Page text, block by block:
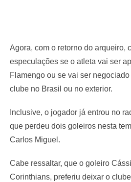
Agora, com o retorno do arqueiro,
especulações se o atleta vai ser
Flamengo ou se vai ser
clube no Brasil ou no exterior.
Inclusive, o jogador já entrou no
que perdeu dois goleiros nesta
Carlos Miguel.
Cabe ressaltar, que o goleiro
Corinthians, preferiu deixar o